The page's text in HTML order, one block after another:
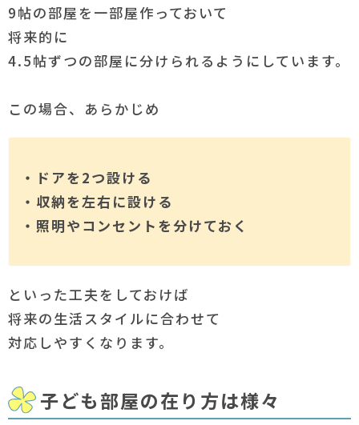
9帖の部屋を一部屋作っておいて
将来的に
4.5帖ずつの部屋に分けられるようにしています。
この場合、あらかじめ
・ドアを2つ設ける
・収納を左右に設ける
・照明やコンセントを分けておく
といった工夫をしておけば
将来の生活スタイルに合わせて
対応しやすくなります。
子ども部屋の在り方は様々